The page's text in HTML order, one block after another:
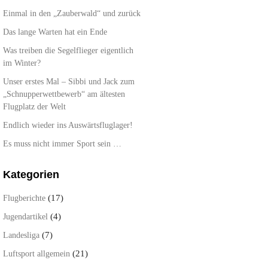
Einmal in den „Zauberwald“ und zurück
Das lange Warten hat ein Ende
Was treiben die Segelflieger eigentlich
im Winter?
Unser erstes Mal – Sibbi und Jack zum
„Schnupperwettbewerb“ am ältesten
Flugplatz der Welt
Endlich wieder ins Auswärtsfluglager!
Es muss nicht immer Sport sein …
Kategorien
Flugberichte (17)
Jugendartikel (4)
Landesliga (7)
Luftsport allgemein (21)